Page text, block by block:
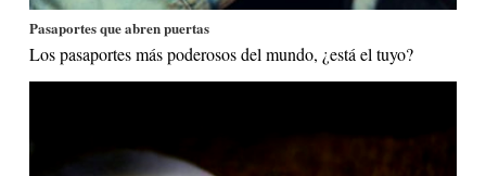
Pasaportes que abren puertas
Los pasaportes más poderosos del mundo, ¿está el tuyo?